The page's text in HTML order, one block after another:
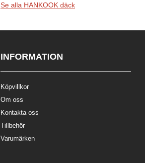
Se alla HANKOOK däck
INFORMATION
Köpvillkor
Om oss
Kontakta oss
Tillbehör
Varumärken